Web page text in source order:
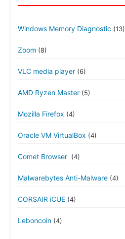
Windows Memory Diagnostic (13)
Zoom (8)
VLC media player (6)
AMD Ryzen Master (5)
Mozilla Firefox (4)
Oracle VM VirtualBox (4)
Comet Browser (4)
Malwarebytes Anti-Malware (4)
CORSAIR iCUE (4)
Leboncoin (4)